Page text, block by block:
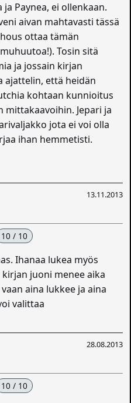
Paynea, ei ollenkaan.
aivan mahtavasti tässä
ottaa tämän
Tosin sitä
ja jossain kirjan
ajattelin, että heidän
kohtaan kunnioitus
mittakaavoihin. Jepari ja
jota ei voi olla
ihan hemmetisti.
13.11.2013
10 / 10
Ihanaa lukea myös
juoni menee aika
aina lukkee ja aina
valittaa
28.08.2013
10 / 10